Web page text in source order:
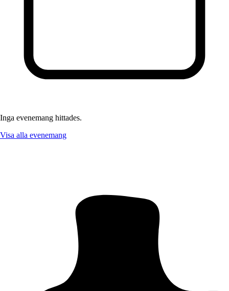
Inga evenemang hittades.
Visa alla evenemang